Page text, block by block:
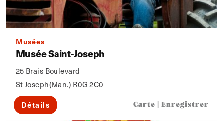
Musées
Musée Saint-Joseph
25 Brais Boulevard
St Joseph(Man.) R0G 2C0
Détails Carte Enregistrer